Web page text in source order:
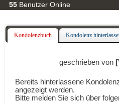
55 Benutzer Online
Kondolenzbuch Kondolenz
geschrieben von
Bereits hinterlassene
angezeigt werden.
Bitte melden Sie sich über